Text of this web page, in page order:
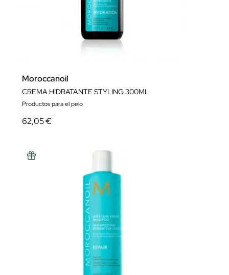
Moroccanoil
CREMA HIDRATANTE STYLING 300ML
Productos para el pelo
62,05 €